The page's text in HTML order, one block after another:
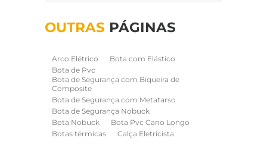
OUTRAS PÁGINAS
Arco Elétrico
Bota com Elástico
Bota de Pvc
Bota de Segurança com Biqueira de
Composite
Bota de Segurança com Metatarso
Bota de Segurança Nobuck
Bota Nobuck
Bota Pvc Cano Longo
Botas térmicas
Calça Eletricista